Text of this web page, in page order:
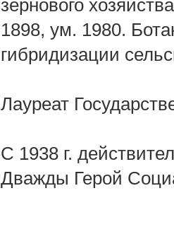
зернового
1898, ум. 1980.
гибридизации
Лауреат
С 1938 г.
Дважды Герой